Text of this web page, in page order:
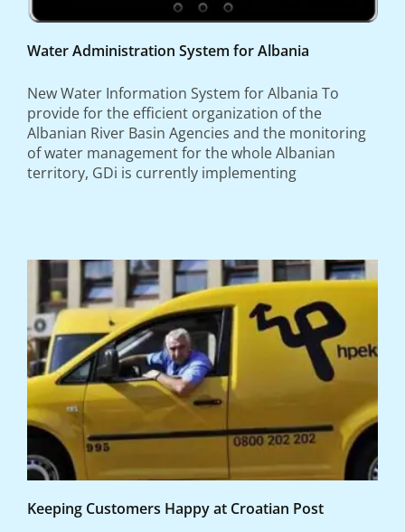
Water Administration System for Albania
New Water Information System for Albania To
provide for the efficient organization of the
Albanian River Basin Agencies and the monitoring
of water management for the whole Albanian
territory, GDi is currently implementing
Keeping Customers Happy at Croatian Post